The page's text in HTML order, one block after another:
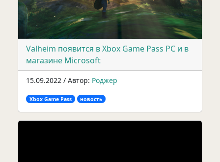
Valheim появится в Xbox Game Pass PC и в
магазине Microsoft
15.09.2022 / Автор: Роджер
Xbox Game Pass новость